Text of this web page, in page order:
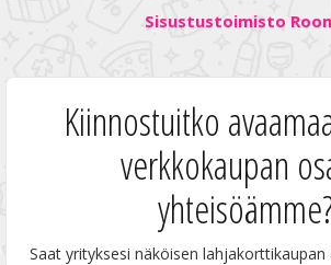
Sisustustoimisto
Kiinnostuitko
verkkokaupan
Saat yrityksesi näköisen lahjakorttikaupan